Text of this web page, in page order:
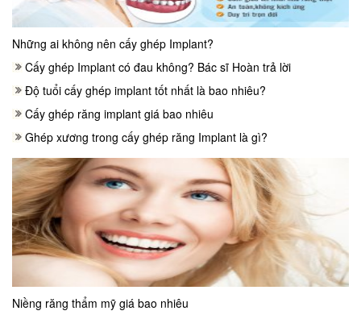
Những ai không nên cấy ghép Implant?
Cấy ghép Implant có đau không? Bác sĩ Hoàn trả lời
Độ tuổi cấy ghép implant tốt nhất là bao nhiêu?
Cấy ghép răng implant giá bao nhiêu
Ghép xương trong cấy ghép răng Implant là gì?
Niềng răng thẩm mỹ giá bao nhiêu